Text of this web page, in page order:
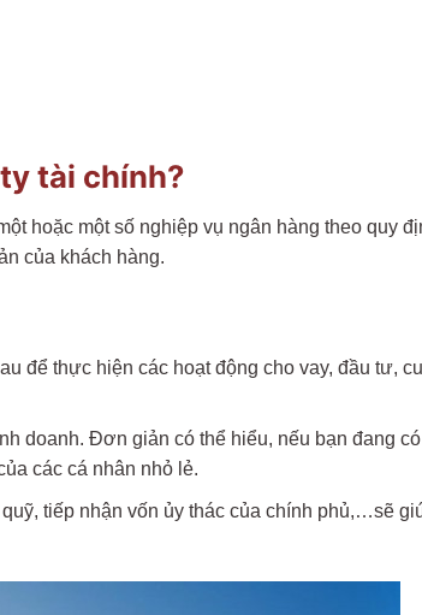
tài chính?
hoặc một số nghiệp vụ ngân hàng theo quy
của khách hàng.
để thực hiện các hoạt động cho vay, đầu tư,
doanh. Đơn giản có thể hiểu, nếu bạn đang
các cá nhân nhỏ lẻ.
tiếp nhận vốn ủy thác của chính phủ,…sẽ